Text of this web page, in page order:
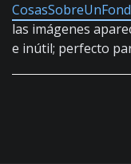
las imágenes
e inútil; perfecto